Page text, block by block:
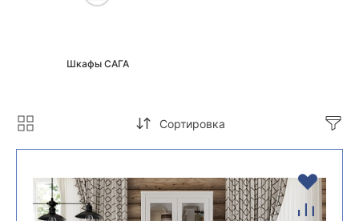
Шкафы САГА
Сортировка